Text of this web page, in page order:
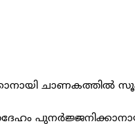
ചാണകത്തില്‍